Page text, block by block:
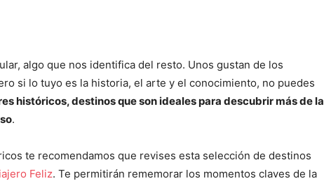
algo que nos identifica del resto. Unos gustan de los
si lo tuyo es la historia, el arte y el conocimiento, no puedes
históricos, destinos que son ideales para descubrir más de la
.
te recomendamos que revises esta selección de destinos
Feliz. Te permitirán rememorar los momentos claves de la